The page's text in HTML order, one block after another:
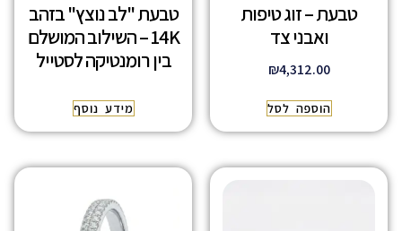
טבעת – זוג טיפות
ואבני צד
₪4,312.00
הוספה לסל
טבעת "לב נוצץ" בזהב
14K – השילוב המושלם
בין רומנטיקה לסטייל
מידע נוסף